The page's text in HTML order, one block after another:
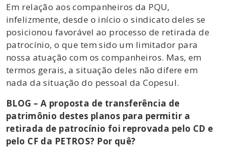
Em relação aos companheiros da PQU,
infelizmente, desde o início o sindicato deles se
posicionou favorável ao processo de retirada de
patrocínio, o que tem sido um limitador para
nossa atuação com os companheiros. Mas, em
termos gerais, a situação deles não difere em
nada da situação do pessoal da Copesul.
BLOG – A proposta de transferência de
patrimônio destes planos para permitir a
retirada de patrocínio foi reprovada pelo CD e
pelo CF da PETROS? Por quê?